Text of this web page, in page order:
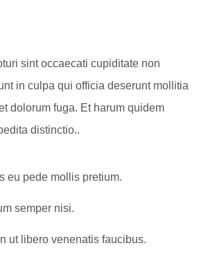
sint occaecati cupiditate non
in culpa qui officia deserunt mollitia
dolorum fuga. Et harum quidem
distinctio..
eu pede mollis pretium.
semper nisi.
ut libero venenatis faucibus.